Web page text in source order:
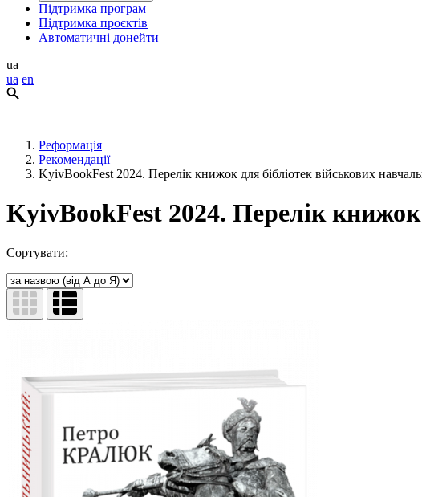
Підтримка програм
Підтримка проєктів
Автоматичні донейти
ua
ua en
Реформація
Рекомендації
KyivBookFest 2024. Перелік книжок для бібліотек військових
KyivBookFest 2024. Перелік книжок
Сортувати: